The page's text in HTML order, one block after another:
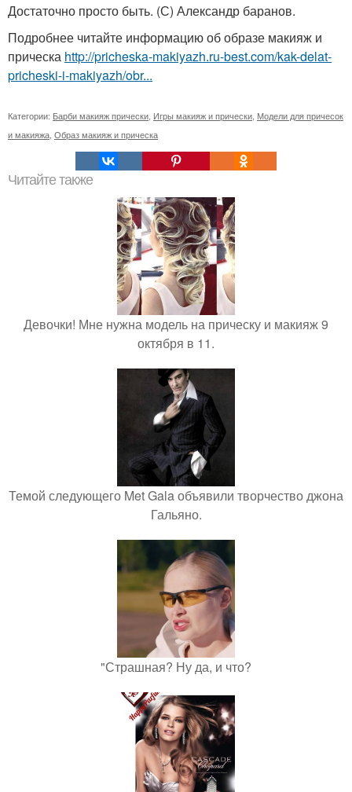
Достаточно просто быть. (С) Александр баранов.
Подробнее читайте информацию об образе макияж и
прическа http://pricheska-makiyazh.ru-best.com/kak-delat-
pricheski-i-makiyazh/obr...
Категории: Барби макияж прически Игры макияж и прически Модели для причесок
и макияжа Образ макияж и прическа
Читайте также
Девочки! Мне нужна модель на прическу и макияж 9
октября в 11.
Темой следующего Met Gala объявили творчество джона
Гальяно.
"Страшная? Ну да, и что?